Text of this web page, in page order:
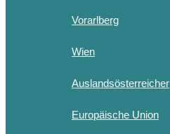
Vorarlberg
Wien
Auslandsösterreicher
Europäische Union